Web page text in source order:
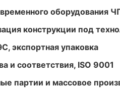
оборудования
конструкции под
экспортная упаковка
и соответствия, ISO 9001
партии и массовое